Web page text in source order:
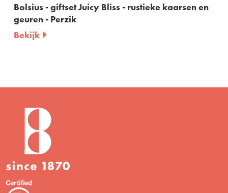
Bolsius - giftset Juicy Bliss - rustieke kaarsen en
geuren - Perzik
Bekijk